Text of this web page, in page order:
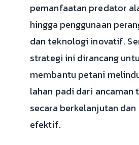
pemanfaatan predator
hingga penggunaan
dan teknologi inovatif.
strategi ini dirancang
membantu petani
lahan padi dari ancaman
secara berkelanjutan dan
efektif.